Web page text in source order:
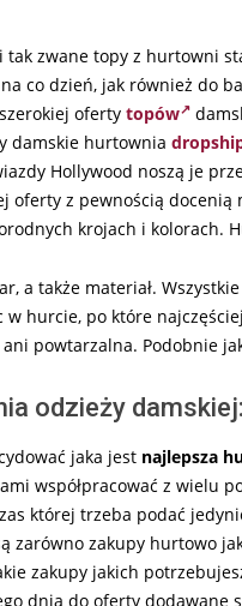
tak zwane topy z hurtowni
co dzień, jak również do
oferty topów
damskie hurtownia
Hollywood noszą je
oferty z pewnością
krojach i kolorach.
a także materiał.
w hurcie, po które
powtarzalna. Podobnie
odzieży
jaka jest najlepsza
współpracować z wielu
której trzeba podać
zarówno zakupy hurtowo
zakupy jakich
dnia do oferty dodawane